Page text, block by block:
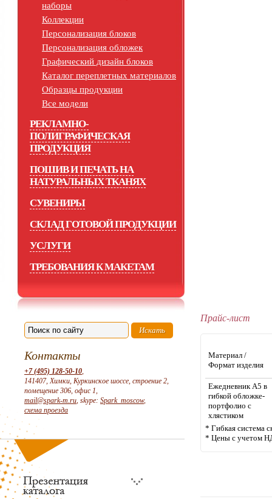
наборы
Коллекции
Персонализация блоков
Персонализация обложек
Графический дизайн блоков
Каталог переплетных материалов
Образцы продукции
Все модели
РЕКЛАМНО-
ПОЛИГРАФИЧЕСКАЯ
ПРОДУКЦИЯ
ПОШИВ И ПЕЧАТЬ НА
НАТУРАЛЬНЫХ ТКАНЯХ
СУВЕНИРЫ
СКЛАД ГОТОВОЙ ПРОДУКЦИИ
УСЛУГИ
ТРЕБОВАНИЯ К МАКЕТАМ
Контакты
+7 (495) 128-50-10,
141407, Химки, Куркинское шоссе, строение 2,
помещение 306, офис 1,
mail@spark-m.ru, skype: Spark_moscow,
схема проезда
Прайс-лист
Материал /
Формат изделия
Ежедневник А5 в
гибкой обложке-
портфолио с
хлястиком
* Гибкая система
* Цены с учетом